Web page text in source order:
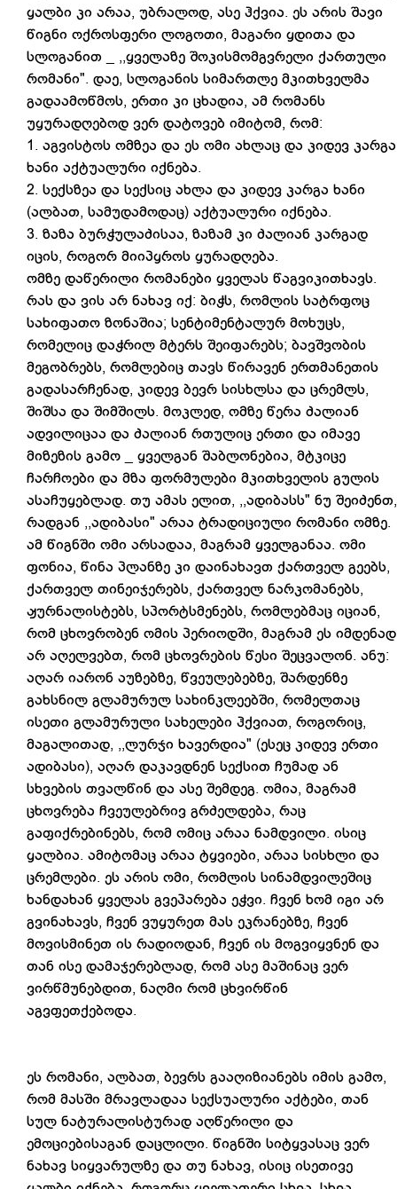
ყალბი კი არაა, უბრალოდ, ასე ჰქვია. ეს არის შავი
წიგნი ოქროსფერი ლოგოთი, მაგარი ყდითა და
სლოგანით _ ,,ყველაზე შოკისმომგვრელი ქართული
რომანი". დაე, სლოგანის სიმართლე მკითხველმა
გადაამოწმოს, ერთი კი ცხადია, ამ რომანს
უყურადღებოდ ვერ დატოვებ იმიტომ, რომ:
1. აგვისტოს ომზეა და ეს ომი ახლაც და კიდევ კარგა
ხანი აქტუალური იქნება.
2. სექსზეა და სექსიც ახლა და კიდევ კარგა ხანი
(ალბათ, სამუდამოდაც) აქტუალური იქნება.
3. ზაზა ბურჭულაძისაა, ზაზამ კი ძალიან კარგად
იცის, როგორ მიიპყროს ყურადღება.
ომზე დაწერილი რომანები ყველას წაგვიკითხავს.
რას და ვის არ ნახავ იქ: ბიჭს, რომლის სატრფოც
სახიფათო ზონაშია; სენტიმენტალურ მოხუცს,
რომელიც დაჭრილ მტერს შეიფარებს; ბავშვობის
მეგობრებს, რომლებიც თავს წირავენ ერთმანეთის
გადასარჩენად, კიდევ ბევრ სისხლსა და ცრემლს,
შიშსა და შიმშილს. მოკლედ, ომზე წერა ძალიან
ადვილიცაა და ძალიან რთულიც ერთი და იმავე
მიზეზის გამო _ ყველგან შაბლონებია, მტკიცე
ჩარჩოები და მზა ფორმულები მკითხველის გულის
ასაჩუყებლად. თუ ამას ელით, ,,ადიბასს" ნუ შეიძენთ,
რადგან ,,ადიბასი" არაა ტრადიციული რომანი ომზე.
ამ წიგნში ომი არსადაა, მაგრამ ყველგანაა. ომი
ფონია, წინა პლანზე კი დაინახავთ ქართველ გეებს,
ქართველ თინეიჯერებს, ქართველ ნარკომანებს,
ჟურნალისტებს, სპორტსმენებს, რომლებმაც იციან,
რომ ცხოვრობენ ომის პერიოდში, მაგრამ ეს იმდენად
არ აღელვებთ, რომ ცხოვრების წესი შეცვალონ. ანუ:
აღარ იარონ აუზებზე, წვეულებებზე, შარდენზე
გახსნილ გლამურულ სახინკლეებში, რომელთაც
ისეთი გლამურული სახელები ჰქვიათ, როგორიც,
მაგალითად, ,,ლურჯი ხავერდია" (ესეც კიდევ ერთი
ადიბასი), აღარ დაკავდნენ სექსით ჩუმად ან
სხვების თვალწინ და ასე შემდეგ. ომია, მაგრამ
ცხოვრება ჩვეულებრივ გრძელდება, რაც
გაფიქრებინებს, რომ ომიც არაა ნამდვილი. ისიც
ყალბია. ამიტომაც არაა ტყვიები, არაა სისხლი და
ცრემლები. ეს არის ომი, რომლის სინამდვილეშიც
ხანდახან ყველას გვეპარება ეჭვი. ჩვენ ხომ იგი არ
გვინახავს, ჩვენ ვუყურეთ მას ეკრანებზე, ჩვენ
მოვისმინეთ ის რადიოდან, ჩვენ ის მოგვიყვნენ და
თან ისე დამაჯერებლად, რომ ასე მაშინაც ვერ
ვირწმუნებდით, ნაღმი რომ ცხვირწინ
აგვფეთქებოდა.
ეს რომანი, ალბათ, ბევრს გააღიზიანებს იმის გამო,
რომ მასში მრავლადაა სექსუალური აქტები, თან
სულ ნატურალისტურად აღწერილი და
ემოციებისაგან დაცლილი. წიგნში სიტყვასაც ვერ
ნახავ სიყვარულზე და თუ ნახავ, ისიც ისეთივე